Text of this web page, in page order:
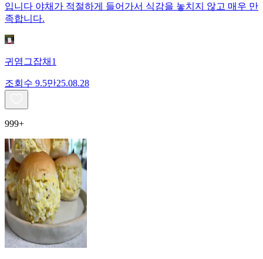
입니다 야채가 적절하게 들어가서 식감을 놓치지 않고 매우 만
족합니다.
귀염그잡채1
조회수 9.5만25.08.28
999+